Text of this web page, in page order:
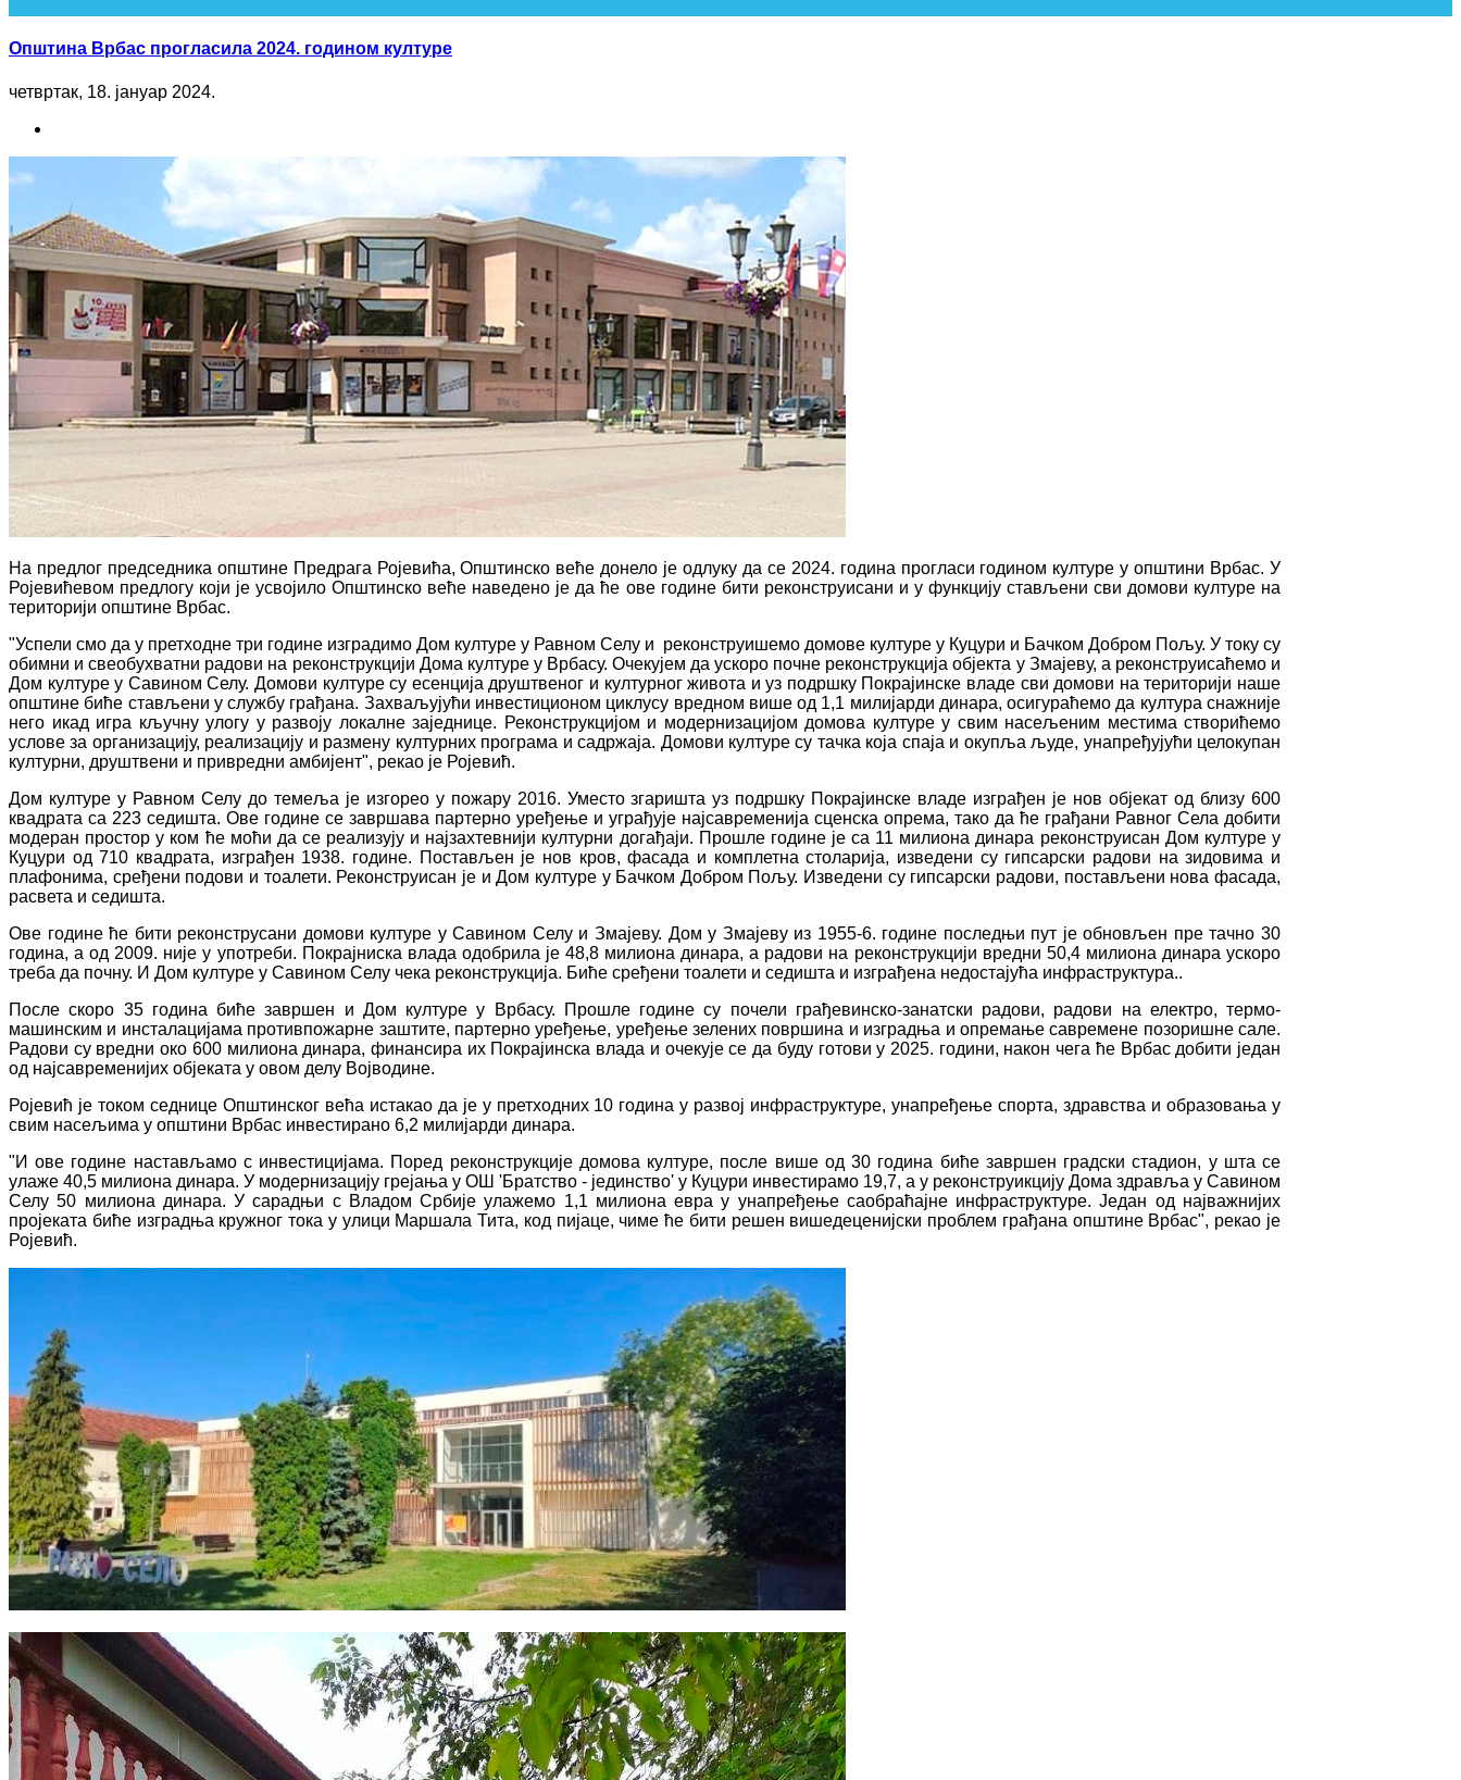
Општина Врбас прогласила 2024. годином културе
четвртак, 18. јануар 2024.
На предлог председника општине Предрага Ројевића, Општинско веће донело је одлуку да се 2024. година прогласи годином културе у општини Врбас. У
Ројевићевом предлогу који је усвојило Општинско веће наведено је да ће ове године бити реконструисани и у функцију стављени сви домови културе на
територији општине Врбас.
"Успели смо да у претходне три године изградимо Дом културе у Равном Селу и реконструишемо домове културе у Куцури и Бачком Добром Пољу. У току су
обимни и свеобухватни радови на реконструкцији Дома културе у Врбасу. Очекујем да ускоро почне реконструкција објекта у Змајеву, а реконструисаћемо и
Дом културе у Савином Селу. Домови културе су есенција друштвеног и културног живота и уз подршку Покрајинске владе сви домови на територији наше
општине биће стављени у службу грађана. Захваљујући инвестиционом циклусу вредном више од 1,1 милијарди динара, осигураћемо да култура снажније
него икад игра кључну улогу у развоју локалне заједнице. Реконструкцијом и модернизацијом домова културе у свим насељеним местима створићемо
услове за организацију, реализацију и размену културних програма и садржаја. Домови културе су тачка која спаја и окупља људе, унапређујући целокупан
културни, друштвени и привредни амбијент", рекао је Ројевић.
Дом културе у Равном Селу до темеља је изгорео у пожару 2016. Уместо згаришта уз подршку Покрајинске владе изграђен је нов објекат од близу 600
квадрата са 223 седишта. Ове године се завршава партерно уређење и уграђује најсавременија сценска опрема, тако да ће грађани Равног Села добити
модеран простор у ком ће моћи да се реализују и најзахтевнији културни догађаји. Прошле године је са 11 милиона динара реконструисан Дом културе у
Куцури од 710 квадрата, изграђен 1938. године. Постављен је нов кров, фасада и комплетна столарија, изведени су гипсарски радови на зидовима и
плафонима, сређени подови и тоалети. Реконструисан је и Дом културе у Бачком Добром Пољу. Изведени су гипсарски радови, постављени нова фасада,
расвета и седишта.
Ове године ће бити реконструсани домови културе у Савином Селу и Змајеву. Дом у Змајеву из 1955-6. године последњи пут је обновљен пре тачно 30
година, а од 2009. није у употреби. Покрајниска влада одобрила је 48,8 милиона динара, а радови на реконструкцији вредни 50,4 милиона динара ускоро
треба да почну. И Дом културе у Савином Селу чека реконструкција. Биће сређени тоалети и седишта и изграђена недостајућа инфраструктура..
После скоро 35 година биће завршен и Дом културе у Врбасу. Прошле године су почели грађевинско-занатски радови, радови на електро, термо-
машинским и инсталацијама противпожарне заштите, партерно уређење, уређење зелених површина и изградња и опремање савремене позоришне сале.
Радови су вредни око 600 милиона динара, финансира их Покрајинска влада и очекује се да буду готови у 2025. години, након чега ће Врбас добити један
од најсавременијих објеката у овом делу Војводине.
Ројевић је током седнице Општинског већа истакао да је у претходних 10 година у развој инфраструктуре, унапређење спорта, здравства и образовања у
свим насељима у општини Врбас инвестирано 6,2 милијарди динара.
"И ове године настављамо с инвестицијама. Поред реконструкције домова културе, после више од 30 година биће завршен градски стадион, у шта се
улаже 40,5 милиона динара. У модернизацију грејања у ОШ 'Братство - јединство' у Куцури инвестирамо 19,7, а у реконструикцију Дома здравља у Савином
Селу 50 милиона динара. У сарадњи с Владом Србије улажемо 1,1 милиона евра у унапређење саобраћајне инфраструктуре. Један од најважнијих
пројеката биће изградња кружног тока у улици Маршала Тита, код пијаце, чиме ће бити решен вишедеценијски проблем грађана општине Врбас", рекао је
Ројевић.